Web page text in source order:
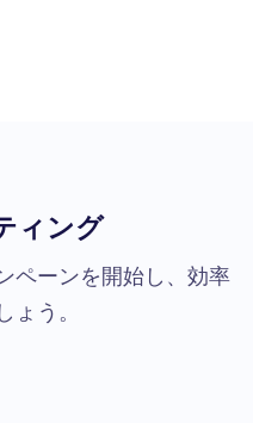
ィング
ペーンを開始し、効率
う。